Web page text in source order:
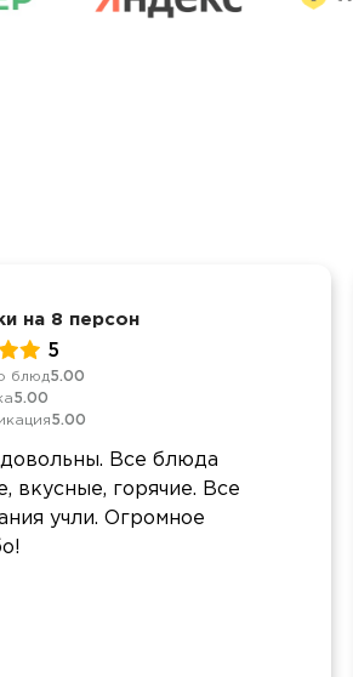
на 8 персон
5
блюд5.00
5.00
5.00
Все блюда
вкусные, горячие. Все
учли. Огромное